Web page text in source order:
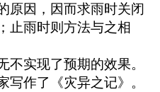
原因，因而求雨时关闭
止雨时则方法与之相
不实现了预期的效果。
写作了《灾异之记》。